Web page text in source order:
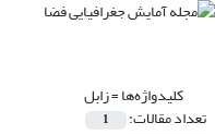
کلیدواژه‌ها =زابل
تعداد مقالات: 1